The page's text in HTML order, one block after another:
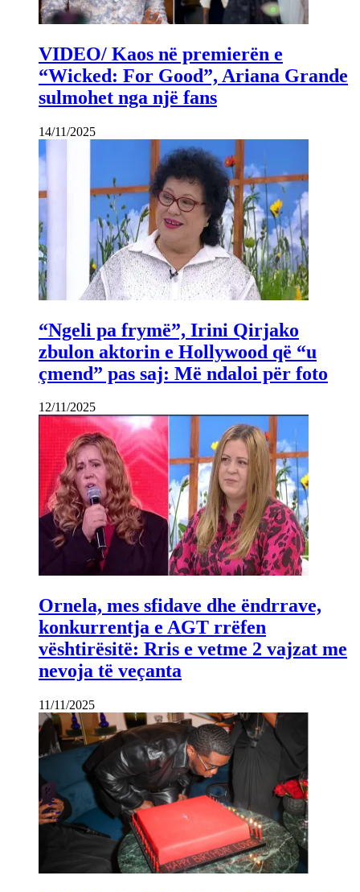
VIDEO/ Kaos në premierën e
“Wicked: For Good”, Ariana Grande
sulmohet nga një fans
14/11/2025
“Ngeli pa frymë”, Irini Qirjako
zbulon aktorin e Hollywood që “u
çmend” pas saj: Më ndaloi për foto
12/11/2025
Ornela, mes sfidave dhe ëndrrave,
konkurrentja e AGT rrëfen
vështirësitë: Rris e vetme 2 vajzat me
nevoja të veçanta
11/11/2025